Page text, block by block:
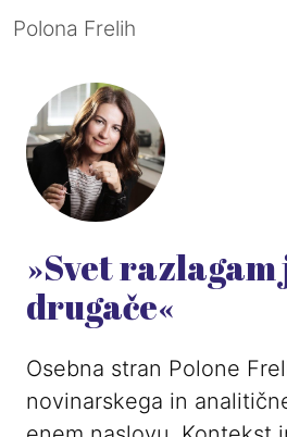
Polona Frelih
»Svet
drugače«
Osebna stran Polone
novinarskega in